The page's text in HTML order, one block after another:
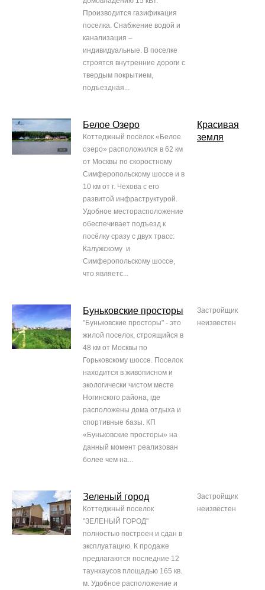
Производится газификация
поселка. Снабжение водой и
канализация –
индивидуальные. В поселке
строятся внутренние дороги с
твердым покрытием,
подъездная...
Белое Озеро
Коттеджный посёлок «Белое
озеро» расположился в 62 км
от Москвы по скоростному
Симферопольскому шоссе и в
10 км от г. Чехова с его
развитой инфраструктурой.
Удобное месторасположение
обеспечивает подъезд к
посёлку сразу с двух трасс:
Калужскому и
Симферопольскому шоссе,
что являетс...
Красивая
земля
Буньковские просторы
"Буньковские просторы" - это
жилой поселок, строящийся в
48 км от Москвы по
Горьковскому шоссе. Поселок
находится в живописном и
экологически чистом месте
Ногинского района, где
расположены дома отдыха и
спортивные базы. КП
«Буньковские просторы» на
данный момент реализован
более чем на...
Застройщик
неизвестен
Зеленый город
Коттеджный поселок
"ЗЕЛЕНЫЙ ГОРОД"
полностью построен и сдан в
эксплуатацию. К продаже
предлагаются последние 12
таунхаусов площадью 165 кв.
м. Удобное расположение и
Застройщик
неизвестен